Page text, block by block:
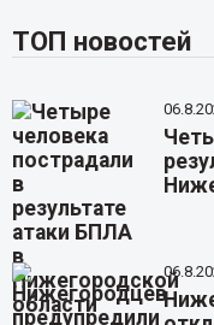
ТОП новостей